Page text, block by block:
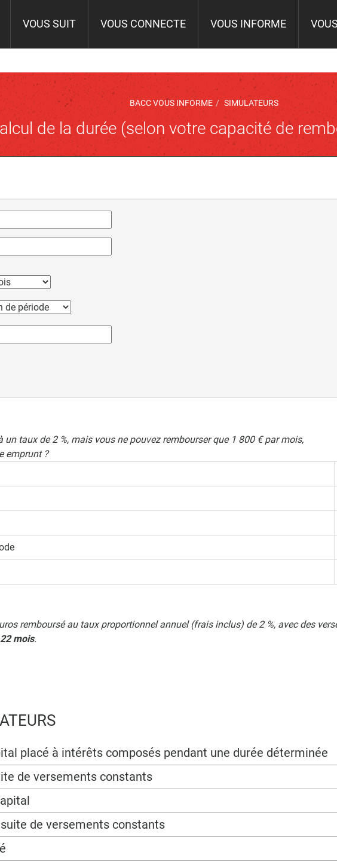
VOUS SUIT VOUS CONNECTE VOUS INFORME
BACC VOUS INFORME SIMULATEURS
de la durée (selon votre capacité de
un taux de 2 %, mais vous ne pouvez rembourser que 1 800 € par mois,
emprunt ?
remboursé au taux proportionnel annuel (frais inclus) de 2 %, avec des
22 mois.
placé à intérêts composés pendant une durée déterminée
de versements constants
de versements constants